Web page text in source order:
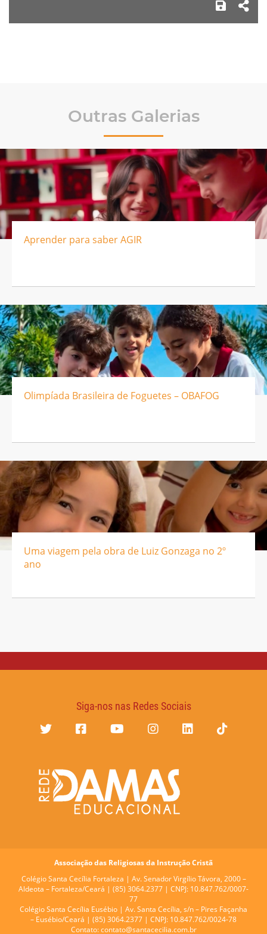
Outras Galerias
Aprender para saber AGIR
Olimpíada Brasileira de Foguetes – OBAFOG
Uma viagem pela obra de Luiz Gonzaga no 2º
ano
Siga-nos nas Redes Sociais
Associação das Religiosas da Instrução Cristã
Colégio Santa Cecília Fortaleza | Av. Senador Virgílio Távora, 2000 –
Aldeota – Fortaleza/Ceará | (85) 3064.2377 | CNPJ: 10.847.762/0007-
77
Colégio Santa Cecília Eusébio | Av. Santa Cecília, s/n – Pires Façanha
– Eusébio/Ceará | (85) 3064.2377 | CNPJ: 10.847.762/0024-78
Contato: contato@santacecilia.com.br